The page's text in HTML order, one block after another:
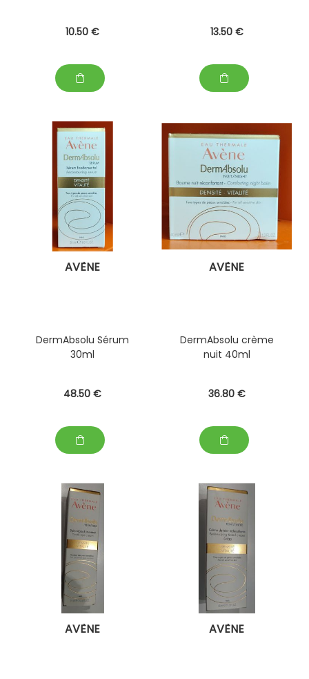
10.50 € 13.50 €
AVÈNE
DermAbsolu Sérum
30ml
48.50 €
AVÈNE
DermAbsolu crème
nuit 40ml
36.80 €
AVÈNE AVÈNE